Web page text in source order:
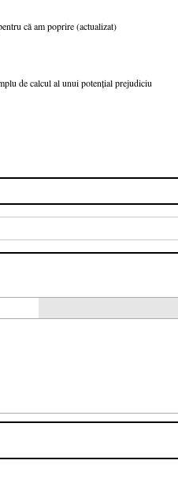
că am poprire (actualizat)
de calcul al unui potențial prejudiciu